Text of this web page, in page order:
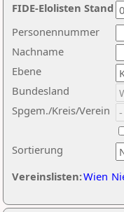
Nachname
Ebene
Sortierung
Personennummer
Bundesland
Spgem./Kreis/Verein
Vereinslisten:Wien
FIDE-Elolisten Stand